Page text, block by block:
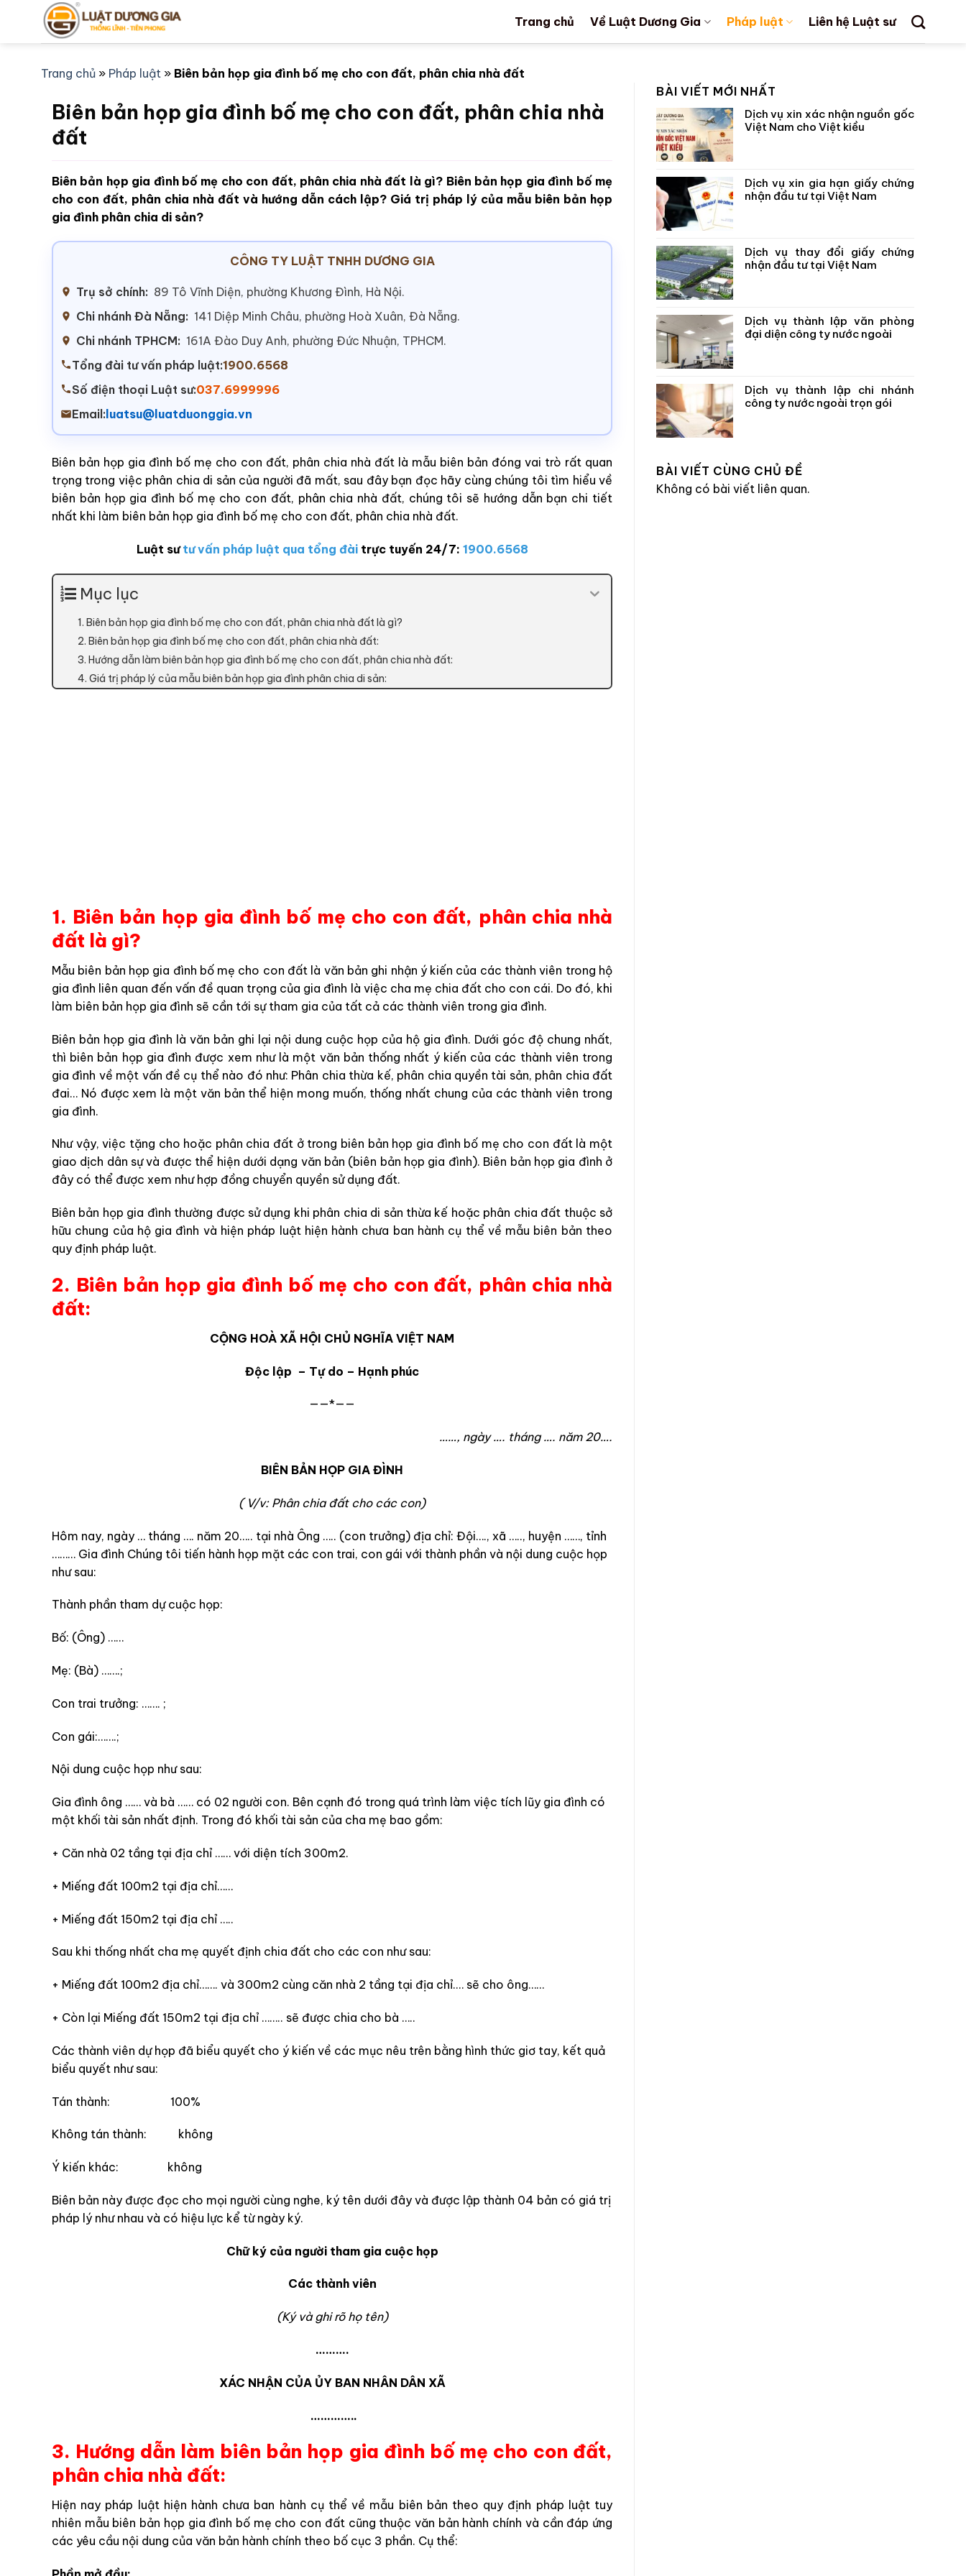
Trang chủ Về Luật Dương Gia Pháp luật Liên hệ Luật sư
Trang chủ » Pháp luật » Biên bản họp gia đình bố mẹ cho con đất, phân chia nhà đất
Biên bản họp gia đình bố mẹ cho con đất, phân chia nhà
đất
Biên bản họp gia đình bố mẹ cho con đất, phân chia nhà đất là gì? Biên bản họp gia đình bố mẹ
cho con đất, phân chia nhà đất và hướng dẫn cách lập? Giá trị pháp lý của mẫu biên bản họp
gia đình phân chia di sản?
CÔNG TY LUẬT TNHH DƯƠNG GIA
Trụ sở chính: 89 Tô Vĩnh Diện, phường Khương Đình, Hà Nội.
Chi nhánh Đà Nẵng: 141 Diệp Minh Châu, phường Hoà Xuân, Đà Nẵng.
Chi nhánh TPHCM: 161A Đào Duy Anh, phường Đức Nhuận, TPHCM.
Tổng đài tư vấn pháp luật:1900.6568
Số điện thoại Luật sư:037.6999996
Email: luatsu@luatduonggia.vn
Biên bản họp gia đình bố mẹ cho con đất, phân chia nhà đất là mẫu biên bản đóng vai trò rất quan
trọng trong việc phân chia di sản của người đã mất, sau đây bạn đọc hãy cùng chúng tôi tìm hiểu về
biên bản họp gia đình bố mẹ cho con đất, phân chia nhà đất, chúng tôi sẽ hướng dẫn bạn chi tiết
nhất khi làm biên bản họp gia đình bố mẹ cho con đất, phân chia nhà đất.
Luật sưtư vấn pháp luật qua tổng đàitrực tuyến 24/7: 1900.6568
Mục lục
1. Biên bản họp gia đình bố mẹ cho con đất, phân chia nhà đất là gì?
2. Biên bản họp gia đình bố mẹ cho con đất, phân chia nhà đất:
3. Hướng dẫn làm biên bản họp gia đình bố mẹ cho con đất, phân chia nhà đất:
4. Giá trị pháp lý của mẫu biên bản họp gia đình phân chia di sản:
1. Biên bản họp gia đình bố mẹ cho con đất, phân chia nhà
đất là gì?
Mẫu biên bản họp gia đình bố mẹ cho con đất là văn bản ghi nhận ý kiến của các thành viên trong hộ
gia đình liên quan đến vấn đề quan trọng của gia đình là việc cha mẹ chia đất cho con cái. Do đó, khi
làm biên bản họp gia đình sẽ cần tới sự tham gia của tất cả các thành viên trong gia đình.
Biên bản họp gia đình là văn bản ghi lại nội dung cuộc họp của hộ gia đình. Dưới góc độ chung nhất,
thì biên bản họp gia đình được xem như là một văn bản thống nhất ý kiến của các thành viên trong
gia đình về một vấn đề cụ thể nào đó như: Phân chia thừa kế, phân chia quyền tài sản, phân chia đất
đai… Nó được xem là một văn bản thể hiện mong muốn, thống nhất chung của các thành viên trong
gia đình.
Như vậy, việc tặng cho hoặc phân chia đất ở trong biên bản họp gia đình bố mẹ cho con đất là một
giao dịch dân sự và được thể hiện dưới dạng văn bản (biên bản họp gia đình). Biên bản họp gia đình ở
đây có thể được xem như hợp đồng chuyển quyền sử dụng đất.
Biên bản họp gia đình thường được sử dụng khi phân chia di sản thừa kế hoặc phân chia đất thuộc sở
hữu chung của hộ gia đình và hiện pháp luật hiện hành chưa ban hành cụ thể về mẫu biên bản theo
quy định pháp luật.
2. Biên bản họp gia đình bố mẹ cho con đất, phân chia nhà
đất:
CỘNG HOÀ XÃ HỘI CHỦ NGHĨA VIỆT NAM
Độc lập – Tự do – Hạnh phúc
——*——
……, ngày …. tháng …. năm 20….
BIÊN BẢN HỌP GIA ĐÌNH
( V/v: Phân chiađất cho các con)
Hôm nay, ngày … tháng …. năm 20….. tại nhà Ông ….. (con trưởng) địa chỉ: Đội…., xã ….., huyện ……, tỉnh
……… Gia đình Chúng tôi tiến hành họp mặt các con trai, con gái với thành phần và nội dung cuộc họp
như sau:
Thành phần tham dự cuộc họp:
Bố: (Ông) ……
Mẹ: (Bà) …….;
Con trai trưởng: ……. ;
Con gái:…….;
Nội dung cuộc họp như sau:
Gia đình ông …… và bà …… có 02 người con. Bên cạnh đó trong quá trình làm việc tích lũy gia đình có
một khối tài sản nhất định. Trong đó khối tài sản của cha mẹ bao gồm:
+ Căn nhà 02 tầng tại địa chỉ …… với diện tích 300m2.
+ Miếng đất 100m2 tại địa chỉ……
+ Miếng đất 150m2 tại địa chỉ …..
Sau khi thống nhất cha mẹ quyết định chia đất cho các con như sau:
+ Miếng đất 100m2 địa chỉ……. và 300m2 cùng căn nhà 2 tầng tại địa chỉ.… sẽ cho ông……
+ Còn lại Miếng đất 150m2 tại địa chỉ …….. sẽ được chia cho bà …..
Các thành viên dự họp đã biểu quyết cho ý kiến về các mục nêu trên bằng hình thức giơ tay, kết quả
biểu quyết như sau:
Tán thành: 100%
Không tán thành: không
Ý kiến khác: không
Biên bản này được đọc cho mọi người cùng nghe, ký tên dưới đây và được lập thành 04 bản có giá trị
pháp lý như nhau và có hiệu lực kể từ ngày ký.
Chữ ký của người tham gia cuộc họp
Các thành viên
(Ký và ghi rõ họ tên)
……….
XÁC NHẬN CỦA ỦY BAN NHÂN DÂN XÃ
…………..
3. Hướng dẫn làm biên bản họp gia đình bố mẹ cho con đất,
phân chia nhà đất:
Hiện nay pháp luật hiện hành chưa ban hành cụ thể về mẫu biên bản theo quy định pháp luật tuy
nhiên mẫu biên bản họp gia đình bố mẹ cho con đất cũng thuộc văn bản hành chính và cần đáp ứng
các yêu cầu nội dung của văn bản hành chính theo bố cục 3 phần. Cụ thể:
BÀI VIẾT MỚI NHẤT
Dịch vụ xin xác nhận nguồn gốc
Việt Nam cho Việt kiều
Dịch vụ xin gia hạn giấy chứng
nhận đầu tư tại Việt Nam
Dịch vụ thay đổi giấy chứng
nhận đầu tư tại Việt Nam
Dịch vụ thành lập văn phòng
đại diện công ty nước ngoài
Dịch vụ thành lập chi nhánh
công ty nước ngoài trọn gói
BÀI VIẾT CÙNG CHỦ ĐỀ
Không có bài viết liên quan.